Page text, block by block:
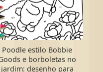
Poodle estilo Bobbie
e borboletas no
jardim: desenho para